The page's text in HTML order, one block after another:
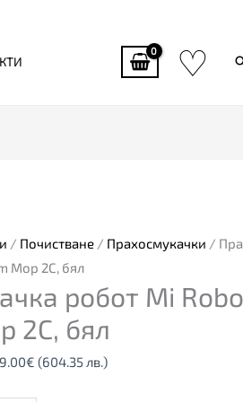
♡
/ Почистване / Прахосмукачки /
Mop 2C, бял
робот Mi
2C, бял
€ (604.35 лв.)
309.00€
лв.).